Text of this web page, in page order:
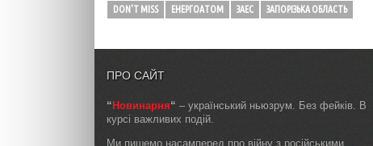
DON'T MISS ЕНЕРГОАТОМ ЗАЕС ЗАПОРІЗЬКА ОБЛАСТЬ
ПРО САЙТ
“ Новинарня“ – український ньюзрум. Без фейків. В
курсі важливих подій.
Ми пишемо насамперед про війну з російськими